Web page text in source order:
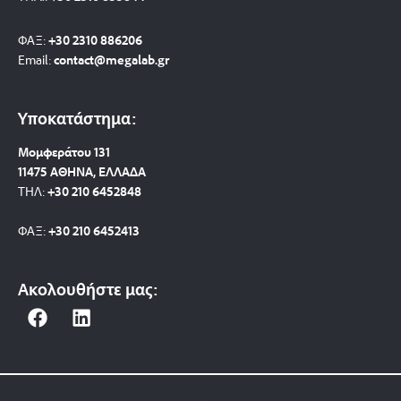
ΦΑΞ:+30 2310 886206
Email:contact@megalab.gr
Υποκατάστημα:
Μομφεράτου 131
11475 ΑΘΗΝΑ, ΕΛΛΑΔΑ
ΤΗΛ:+30 210 6452848
ΦΑΞ:+30 210 6452413
Ακολουθήστε μας:
F
e
L
k